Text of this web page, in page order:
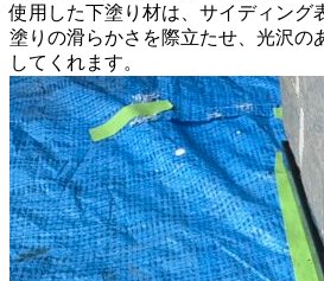
使用した下塗り材は、サイディング
塗りの滑らかさを際立たせ、光沢の
してくれます。